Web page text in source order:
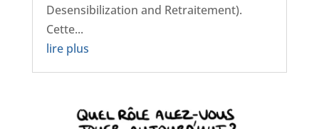
Desensibilization and Retraitement).
Cette...
lire plus